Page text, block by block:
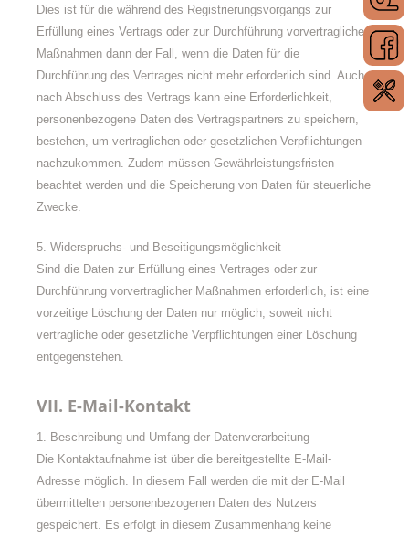
Dies ist für die während des Registrierungsvorgangs zur
Erfüllung eines Vertrags oder zur Durchführung vorvertraglicher
Maßnahmen dann der Fall, wenn die Daten für die
Durchführung des Vertrages nicht mehr erforderlich sind. Auch
nach Abschluss des Vertrags kann eine Erforderlichkeit,
personenbezogene Daten des Vertragspartners zu speichern,
bestehen, um vertraglichen oder gesetzlichen Verpflichtungen
nachzukommen. Zudem müssen Gewährleistungsfristen
beachtet werden und die Speicherung von Daten für steuerliche
Zwecke.
5. Widerspruchs- und Beseitigungsmöglichkeit
Sind die Daten zur Erfüllung eines Vertrages oder zur
Durchführung vorvertraglicher Maßnahmen erforderlich, ist eine
vorzeitige Löschung der Daten nur möglich, soweit nicht
vertragliche oder gesetzliche Verpflichtungen einer Löschung
entgegenstehen.
VII. E-Mail-Kontakt
1. Beschreibung und Umfang der Datenverarbeitung
Die Kontaktaufnahme ist über die bereitgestellte E-Mail-
Adresse möglich. In diesem Fall werden die mit der E-Mail
übermittelten personenbezogenen Daten des Nutzers
gespeichert. Es erfolgt in diesem Zusammenhang keine